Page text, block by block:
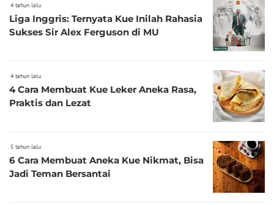
4 tahun lalu
Liga Inggris: Ternyata Kue Inilah Rahasia
Sukses Sir Alex Ferguson di MU
4 tahun lalu
4 Cara Membuat Kue Leker Aneka Rasa,
Praktis dan Lezat
5 tahun lalu
6 Cara Membuat Aneka Kue Nikmat, Bisa
Jadi Teman Bersantai